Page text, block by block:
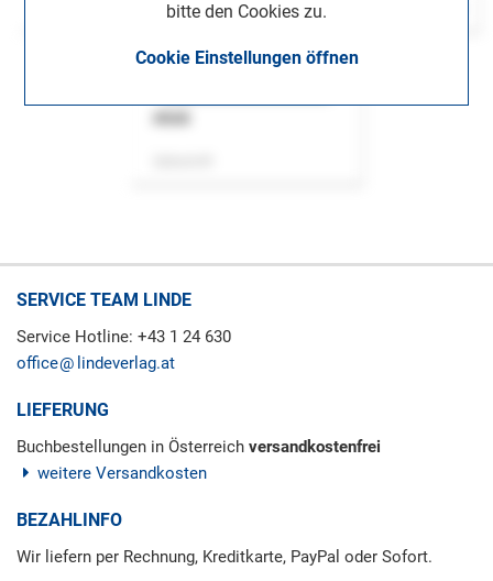
bitte den Cookies zu.
Cookie Einstellungen öffnen
SERVICE TEAM LINDE
Service Hotline: +43 1 24 630
office
lindeverlag.at
LIEFERUNG
Buchbestellungen in Österreich versandkostenfrei
weitere Versandkosten
BEZAHLINFO
Wir liefern per Rechnung, Kreditkarte, PayPal oder Sofort.